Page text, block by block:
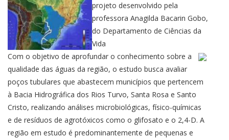
projeto desenvolvido pela
professora Anagilda Bacarin Gobo,
do Departamento de Ciências da
Vida
Com o objetivo de aprofundar o conhecimento sobre a
qualidade das águas da região, o estudo busca avaliar
poços tubulares que abastecem municípios que pertencem
à Bacia Hidrográfica dos Rios Turvo, Santa Rosa e Santo
Cristo, realizando análises microbiológicas, físico-químicas
e de resíduos de agrotóxicos como o glifosato e o 2,4-D. A
região em estudo é predominantemente de pequenas e